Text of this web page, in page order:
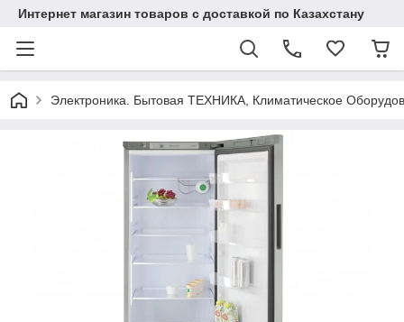
Интернет магазин товаров с доставкой по Казахстану
Электроника. Бытовая ТЕХНИКА, Климатическое